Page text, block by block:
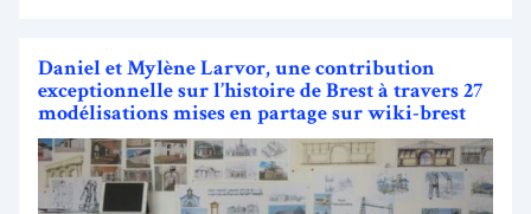
Daniel et Mylène Larvor, une contribution
exceptionnelle sur l’histoire de Brest à travers 27
modélisations mises en partage sur wiki-brest